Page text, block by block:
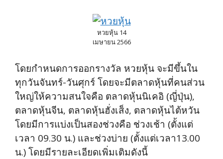
หวยหุ้น 14
เมษายน 2566
โดยกำหนดการออกรางวัล หวยหุ้น จะมีขึ้นใน
ทุกวันจันทร์-วันศุกร์ โดยจะมีตลาดหุ้นที่คนส่วน
ใหญ่ให้ความสนใจคือ ตลาดหุ้นนิเคอิ (ญี่ปุ่น),
ตลาดหุ้นจีน, ตลาดหุ้นฮั่งเส็ง, ตลาดหุ้นไต้หวัน
โดยมีการแบ่งเป็นสองช่วงคือ ช่วงเช้า (ตั้งแต่
เวลา 09.30 น.) และช่วงบ่าย (ตั้งแต่เวลา13.00
น.) โดยมีรายละเอียดเพิ่มเติมดังนี้